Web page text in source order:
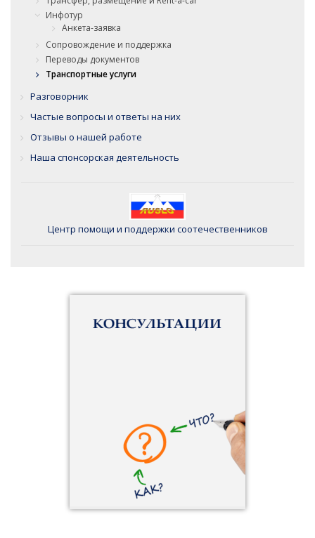
Инфотур
Анкета-заявка
Сопровождение и поддержка
Переводы документов
Транспортные услуги
Разговорник
Частые вопросы и ответы на них
Отзывы о нашей работе
Наша спонсорская деятельность
Центр помощи и поддержки соотечественников